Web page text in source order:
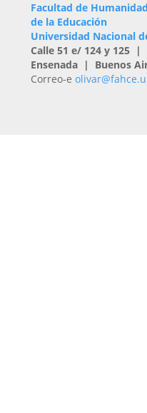
Facultad de
de la Educación
Universidad Nacional
Calle 51 e/ 124 y 125 |
Ensenada | Buenos
Correo-e